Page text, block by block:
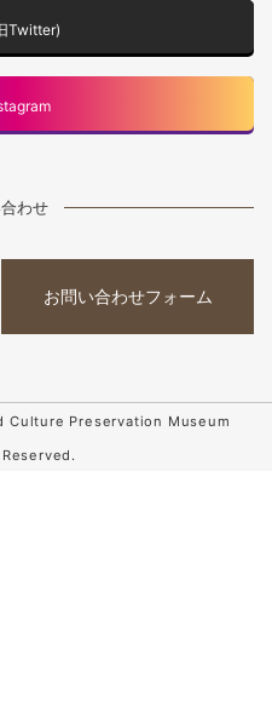
Twitter)
わせ
お問い合わせフォーム
Culture Preservation Museum